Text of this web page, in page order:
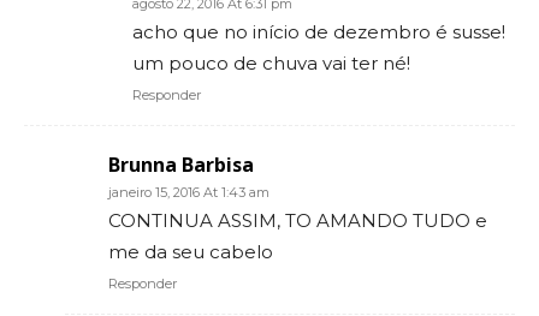
agosto 22, 2016 At 6:31 pm
acho que no início de dezembro é susse!
um pouco de chuva vai ter né!
Responder
Brunna Barbisa
janeiro 15, 2016 At 1:43 am
CONTINUA ASSIM, TO AMANDO TUDO e
me da seu cabelo
Responder